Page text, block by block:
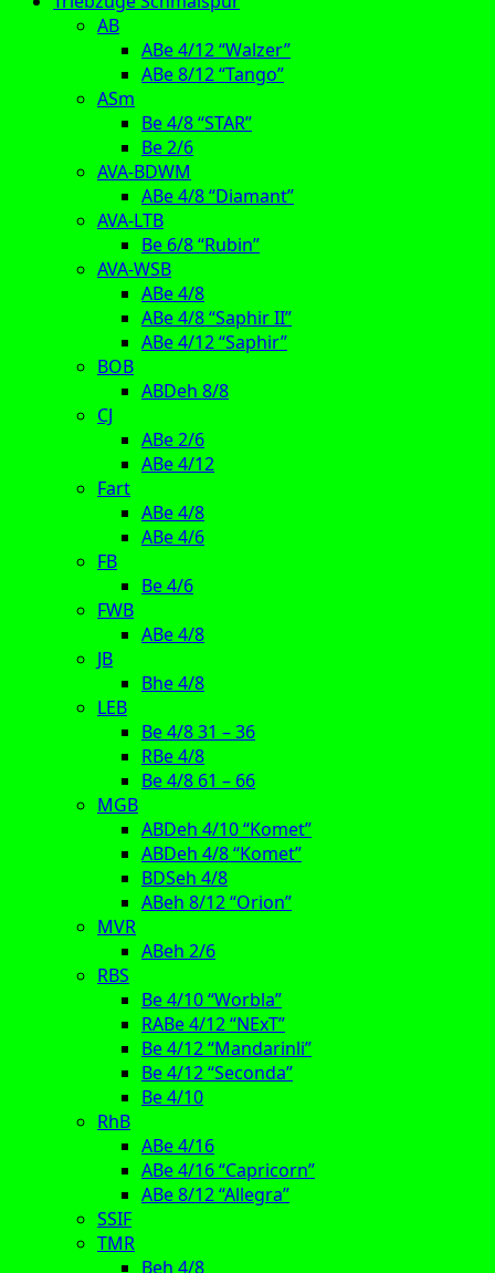
AB
ABe 4/12 “Walzer”
ABe 8/12 “Tango”
ASm
Be 4/8 “STAR”
Be 2/6
AVA-BDWM
ABe 4/8 “Diamant”
AVA-LTB
Be 6/8 “Rubin”
AVA-WSB
ABe 4/8
ABe 4/8 “Saphir II”
ABe 4/12 “Saphir”
BOB
ABDeh 8/8
CJ
ABe 2/6
ABe 4/12
Fart
ABe 4/8
ABe 4/6
FB
Be 4/6
FWB
ABe 4/8
JB
Bhe 4/8
LEB
Be 4/8 31 – 36
RBe 4/8
Be 4/8 61 – 66
MGB
ABDeh 4/10 “Komet”
ABDeh 4/8 “Komet”
BDSeh 4/8
ABeh 8/12 “Orion”
MVR
ABeh 2/6
RBS
Be 4/10 “Worbla”
RABe 4/12 “NExT”
Be 4/12 “Mandarinli”
Be 4/12 “Seconda”
Be 4/10
RhB
ABe 4/16
ABe 4/16 “Capricorn”
ABe 8/12 “Allegra”
SSIF
TMR
Beh 4/8